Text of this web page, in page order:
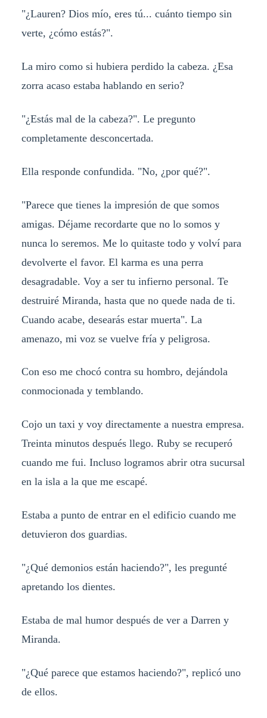
"¿Lauren? Dios mío, eres tú... cuánto tiempo sin
verte, ¿cómo estás?".
La miro como si hubiera perdido la cabeza. ¿Esa
zorra acaso estaba hablando en serio?
"¿Estás mal de la cabeza?". Le pregunto
completamente desconcertada.
Ella responde confundida. "No, ¿por qué?".
"Parece que tienes la impresión de que somos
amigas. Déjame recordarte que no lo somos y
nunca lo seremos. Me lo quitaste todo y volví para
devolverte el favor. El karma es una perra
desagradable. Voy a ser tu infierno personal. Te
destruiré Miranda, hasta que no quede nada de ti.
Cuando acabe, desearás estar muerta". La
amenazo, mi voz se vuelve fría y peligrosa.
Con eso me chocó contra su hombro, dejándola
conmocionada y temblando.
Cojo un taxi y voy directamente a nuestra empresa.
Treinta minutos después llego. Ruby se recuperó
cuando me fui. Incluso logramos abrir otra sucursal
en la isla a la que me escapé.
Estaba a punto de entrar en el edificio cuando me
detuvieron dos guardias.
"¿Qué demonios están haciendo?", les pregunté
apretando los dientes.
Estaba de mal humor después de ver a Darren y
Miranda.
"¿Qué parece que estamos haciendo?", replicó uno
de ellos.